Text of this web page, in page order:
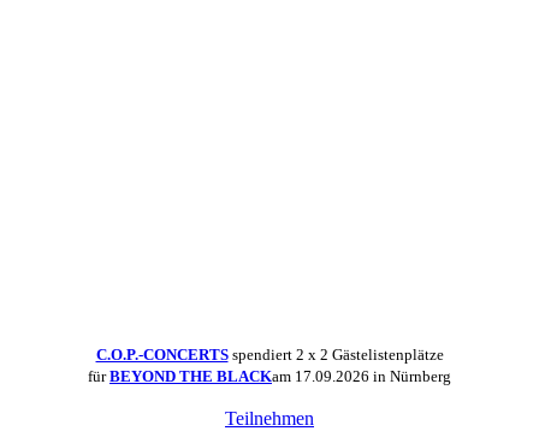
C.O.P.-CONCERTSspendiert 2 x 2 Gästelistenplätze
fürBEYOND THE BLACKam 17.09.2026 in Nürnberg
Teilnehmen